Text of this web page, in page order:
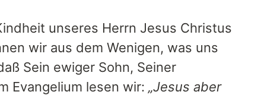
unseres Herrn Jesus Christus
wir aus dem Wenigen, was uns
Sein ewiger Sohn, Seiner
Evangelium lesen wir: „Jesus aber